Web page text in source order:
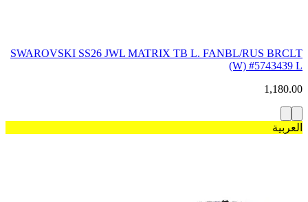
SWAROVSKI SS26 JWL MATRIX TB L. FANBL/RUS BRCLT
(W) #5743439 L
1,180.00
العربية